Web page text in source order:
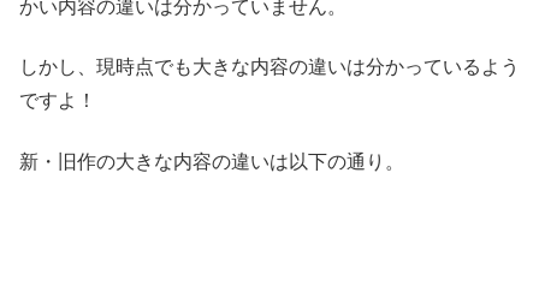
かい内容の違いは分かっていません。
しかし、現時点でも大きな内容の違いは分かっているよう
ですよ！
新・旧作の大きな内容の違いは以下の通り。